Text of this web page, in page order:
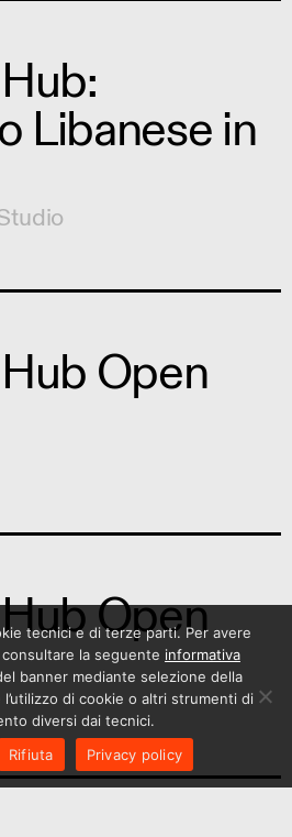
Libanese in
Open
Open
tecnici e di terze parti. Per avere
la seguente informativa
banner mediante selezione della
di cookie o altri strumenti di
diversi dai tecnici.
Rifiuta Privacy policy